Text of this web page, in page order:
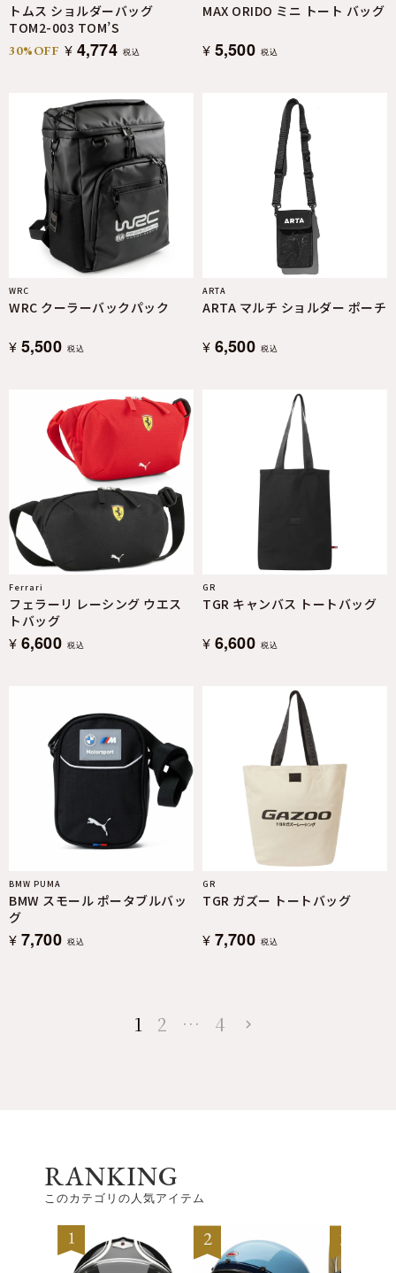
トムス ショルダーバッグ
TOM2-003 TOM’S
30%OFF ¥ 4,774 税込
MAX ORIDO ミニ トート バッグ
¥ 5,500 税込
WRC
WRC クーラーバックパック
¥ 5,500 税込
ARTA
ARTA マルチ ショルダー ポーチ
¥ 6,500 税込
Ferrari
フェラーリ レーシング ウエス
トバッグ
¥ 6,600 税込
GR
TGR キャンバス トートバッグ
¥ 6,600 税込
BMW PUMA
BMW スモール ポータブルバッ
グ
¥ 7,700 税込
GR
TGR ガズー トートバッグ
¥ 7,700 税込
1 2 … 4
RANKING
このカテゴリの人気アイテム